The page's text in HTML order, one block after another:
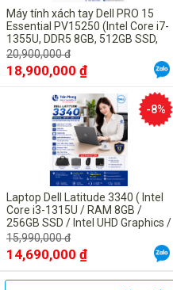
Ổ cứngHDD 1TBvới dung
lưu trữ hình ảnh, tài liệu hay
Máy tính xách tay Dell PRO 15
Essential PV15250 (Intel Core i7-
1355U, DDR5 8GB, 512GB SSD,
15.6" FHD, UBUNTU Black)
20,900,000 đ
18,900,000 ₫
Laptop Dell Latitude 3340 ( Intel
Core i3-1315U / RAM 8GB /
256GB SSD / Intel UHD Graphics /
13.3inch FHD / Win11 Pro/ Titan
Gray
15,990,000 đ
14,690,000 ₫
-8%